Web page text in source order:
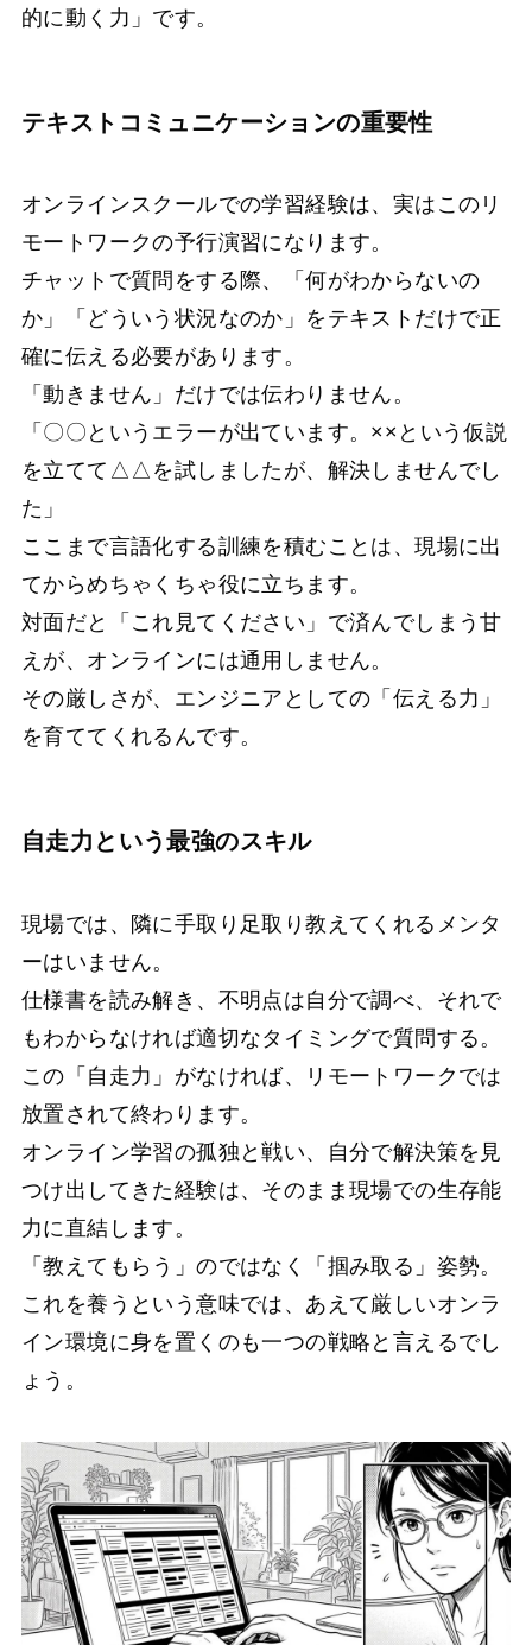
的に動く力」です。
テキストコミュニケーションの重要性
オンラインスクールでの学習経験は、実はこのリ
モートワークの予行演習になります。
チャットで質問をする際、「何がわからないの
か」「どういう状況なのか」をテキストだけで正
確に伝える必要があります。
「動きません」だけでは伝わりません。
「〇〇というエラーが出ています。××という仮説
を立てて△△を試しましたが、解決しませんでし
た」
ここまで言語化する訓練を積むことは、現場に出
てからめちゃくちゃ役に立ちます。
対面だと「これ見てください」で済んでしまう甘
えが、オンラインには通用しません。
その厳しさが、エンジニアとしての「伝える力」
を育ててくれるんです。
自走力という最強のスキル
現場では、隣に手取り足取り教えてくれるメンタ
ーはいません。
仕様書を読み解き、不明点は自分で調べ、それで
もわからなければ適切なタイミングで質問する。
この「自走力」がなければ、リモートワークでは
放置されて終わります。
オンライン学習の孤独と戦い、自分で解決策を見
つけ出してきた経験は、そのまま現場での生存能
力に直結します。
「教えてもらう」のではなく「掴み取る」姿勢。
これを養うという意味では、あえて厳しいオンラ
イン環境に身を置くのも一つの戦略と言えるでし
ょう。